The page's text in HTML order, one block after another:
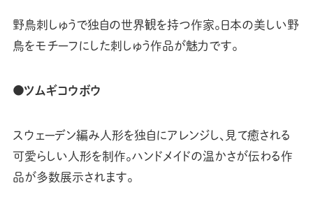
野鳥刺しゅうで独自の世界観を持つ作家。日本の美しい野
鳥をモチーフにした刺しゅう作品が魅力です。
●ツムギコウボウ
スウェーデン編み人形を独自にアレンジし、見て癒される
可愛らしい人形を制作。ハンドメイドの温かさが伝わる作
品が多数展示されます。